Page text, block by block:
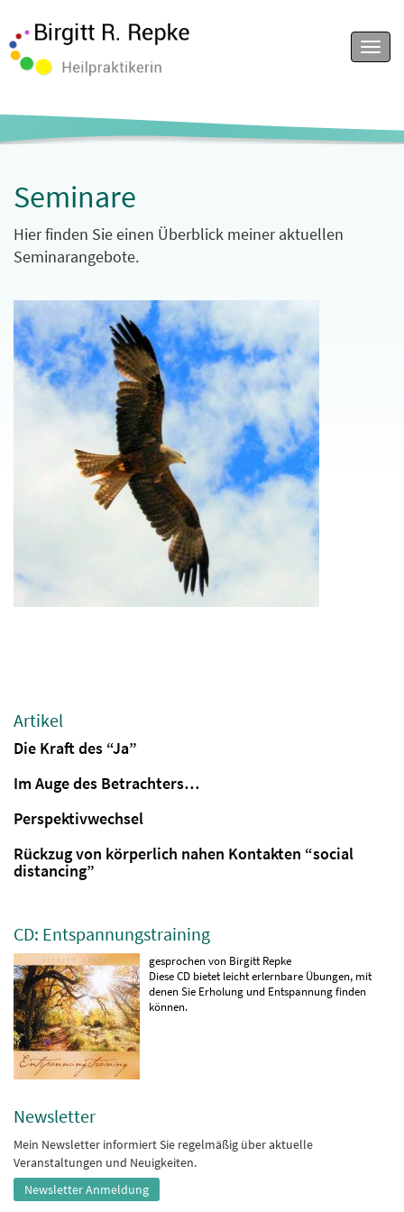
Menu
Seminare
Hier finden Sie einen Überblick meiner aktuellen
Seminarangebote.
Artikel
Die Kraft des “Ja”
Im Auge des Betrachters…
Perspektivwechsel
Rückzug von körperlich nahen Kontakten “social
distancing”
CD: Entspannungstraining
gesprochen von Birgitt Repke
Diese CD bietet leicht erlernbare Übungen, mit
denen Sie Erholung und Entspannung finden
können.
Newsletter
Mein Newsletter informiert Sie regelmäßig über aktuelle
Veranstaltungen und Neuigkeiten.
Newsletter Anmeldung